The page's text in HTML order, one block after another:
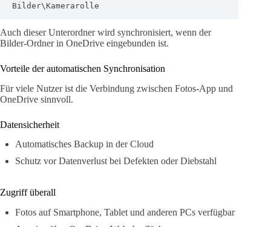
Bilder\Kamerarolle
Auch dieser Unterordner wird synchronisiert, wenn der
Bilder-Ordner in OneDrive eingebunden ist.
Vorteile der automatischen Synchronisation
Für viele Nutzer ist die Verbindung zwischen Fotos-App und
OneDrive sinnvoll.
Datensicherheit
Automatisches Backup in der Cloud
Schutz vor Datenverlust bei Defekten oder Diebstahl
Zugriff überall
Fotos auf Smartphone, Tablet und anderen PCs verfügbar